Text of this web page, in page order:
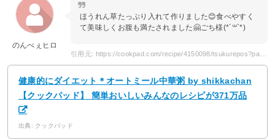
のんべぇヒロ
ほうれん草たっぷり入れて作りました😊食べやすく
て美味しくお腹も満たされました🤗ごち様(*´꒳`*)
引用元: https://cookpad.com/recipe/4150098/tsukurepos?page=2
健康的にダイエット＊オートミール中華粥 by shikkachan
【クックパッド】 簡単おいしいみんなのレシピが371万品
出典: クックパッド